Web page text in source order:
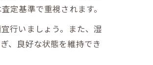
定基準で重視されます。
行いましょう。また、湿
、良好な状態を維持でき